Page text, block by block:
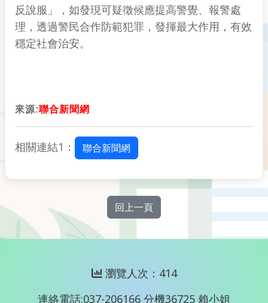
反說服」，如發現可疑徵候應提高警覺、報警處
理，透過警民合作防範犯罪，發揮最大作用，有效
穩定社會治安。
來源:聯合新聞網
相關連結1： 聯合新聞網
回上一頁
瀏覽人次：414
連絡電話:037-206166 分機36725 賴小姐